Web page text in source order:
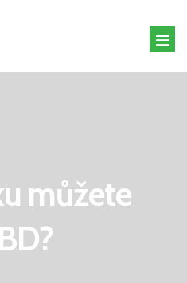
můžete